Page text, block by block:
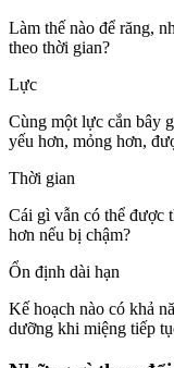
Làm thế nào để răng,
theo thời gian?
Lực
Cùng một lực cắn bây
yếu hơn, mỏng hơn,
Thời gian
Cái gì vẫn có thể được
hơn nếu bị chậm?
Ổn định dài hạn
Kế hoạch nào có khả
dưỡng khi miệng tiếp